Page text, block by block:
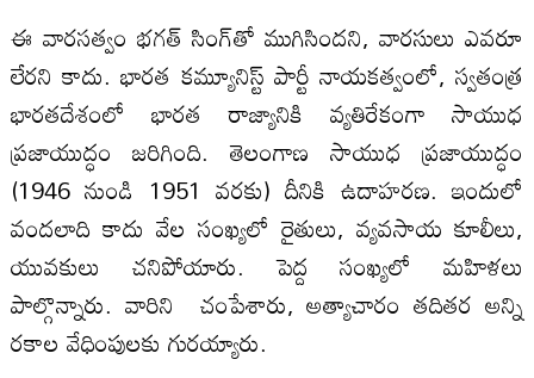
ఈ వారసత్వం భగత్ సింగ్‌తో ముగిసిందని, వారసులు ఎవరూ
లేరని కాదు. భారత కమ్యూనిస్ట్ పార్టీ నాయకత్వంలో, స్వతంత్ర
భారతదేశంలో భారత రాజ్యానికి వ్యతిరేకంగా సాయుధ
ప్రజాయుద్ధం జరిగింది. తెలంగాణ సాయుధ ప్రజాయుద్ధం
(1946 నుండి 1951 వరకు) దీనికి ఉదాహరణ. ఇందులో
వందలాది కాదు వేల సంఖ్యలో రైతులు, వ్యవసాయ కూలీలు,
యువకులు చనిపోయారు. పెద్ద సంఖ్యలో మహిళలు
పాల్గొన్నారు. వారిని చంపేశారు, అత్యాచారం తదితర అన్ని
రకాల వేధింపులకు గురయ్యారు.